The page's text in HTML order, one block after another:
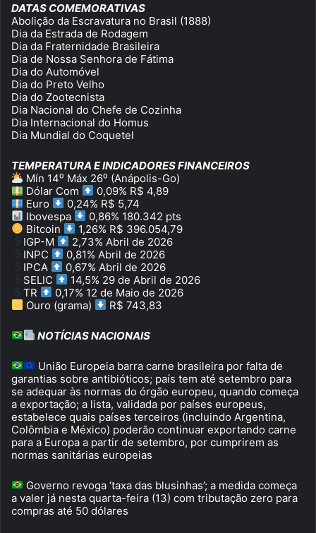
DATAS COMEMORATIVAS
Abolição da Escravatura no Brasil (1888)
Dia da Estrada de Rodagem
Dia da Fraternidade Brasileira
Dia de Nossa Senhora de Fátima
Dia do Automóvel
Dia do Preto Velho
Dia do Zootecnista
Dia Nacional do Chefe de Cozinha
Dia Internacional do Homus
Dia Mundial do Coquetel
TEMPERATURA E INDICADORES FINANCEIROS
Mín 14⁰ Máx 26⁰ (Anápolis-Go)
Dólar Com
0,09% R$ 4,89
Euro
0,24% R$ 5,74
Ibovespa
0,86% 180.342 pts
Bitcoin
1,26% R$ 396.054,79
IGP-M
2,73% Abril de 2026
INPC
0,81% Abril de 2026
IPCA
0,67% Abril de 2026
SELIC
14,5% 29 de Abril de 2026
TR
0,17% 12 de Maio de 2026
Ouro (grama)
R$ 743,83
NOTÍCIAS NACIONAIS
União Europeia barra carne brasileira por falta de
garantias sobre antibióticos; país tem até setembro para
se adequar às normas do órgão europeu, quando começa
a exportação; a lista, validada por países europeus,
estabelece quais países terceiros (incluindo Argentina,
Colômbia e México) poderão continuar exportando carne
para a Europa a partir de setembro, por cumprirem as
normas sanitárias europeias
Governo revoga ‘taxa das blusinhas’; a medida começa
a valer já nesta quarta-feira (13) com tributação zero para
compras até 50 dólares